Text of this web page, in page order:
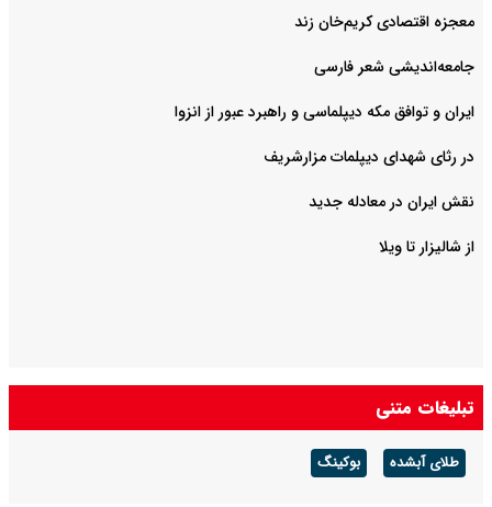
معجزه اقتصادی کریم‌خان زند
جامعه‌اندیشی شعر فارسی
ایران و توافق مکه دیپلماسی و راهبرد عبور از انزوا
در رثای شهدای دیپلمات مزارشریف
نقش ایران در معادله جدید
از شالیزار تا ویلا
تبلیغات متنی
طلای آبشده بوکینگ